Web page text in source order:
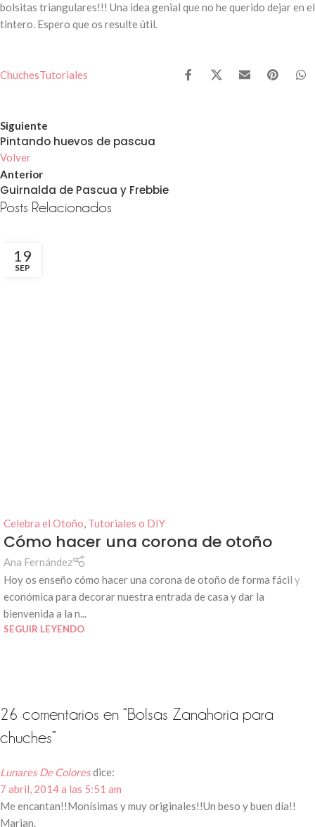
bolsitas triangulares!!! Una idea genial que no he querido dejar en el
tintero. Espero que os resulte útil.
ChuchesTutoriales
Siguiente
Pintando huevos de pascua
Volver
Anterior
Guirnalda de Pascua y Frebbie
Posts Relacionados
19
SEP
Celebra el Otoño, Tutoriales o DIY
Cómo hacer una corona de otoño
Ana Fernández
Hoy os enseño cómo hacer una corona de otoño de forma fácil y
económica para decorar nuestra entrada de casa y dar la
bienvenida a la n...
SEGUIR LEYENDO
26 comentarios en “Bolsas Zanahoria para
chuches”
Lunares De Coloresdice:
7 abril, 2014 a las 5:51 am
Me encantan!!Monísimas y muy originales!!Un beso y buen día!!
Marian.